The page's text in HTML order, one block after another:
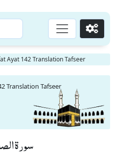
Go
Ayat 142 Translation Tafseer
Translation Tafseer
سورة